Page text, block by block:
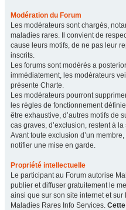
Modération du Forum
Les modérateurs sont chargés,
maladies rares. Il convient de
cause leurs motifs, de ne pas leur
inscrits.
Les forums sont modérés a
immédiatement, les modérateurs
présente Charte.
Les modérateurs pourront
les règles de fonctionnement
être exhaustive, d’autres motifs de
cas graves, d’exclusion, restent à
Avant toute exclusion d’un
notifier une mise en garde.
Propriété intellectuelle
Le participant au Forum autorise
publier et diffuser gratuitement le
ainsi que sur son site internet et
Maladies Rares Info Services.